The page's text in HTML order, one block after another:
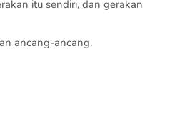
itu sendiri, dan gerakan
ancang-ancang.